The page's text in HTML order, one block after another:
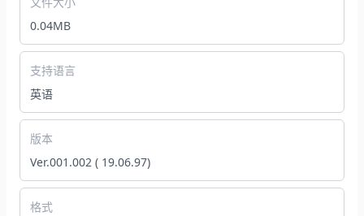
0.04MB
支持语言
英语
版本
Ver.001.002 ( 19.06.97)
格式